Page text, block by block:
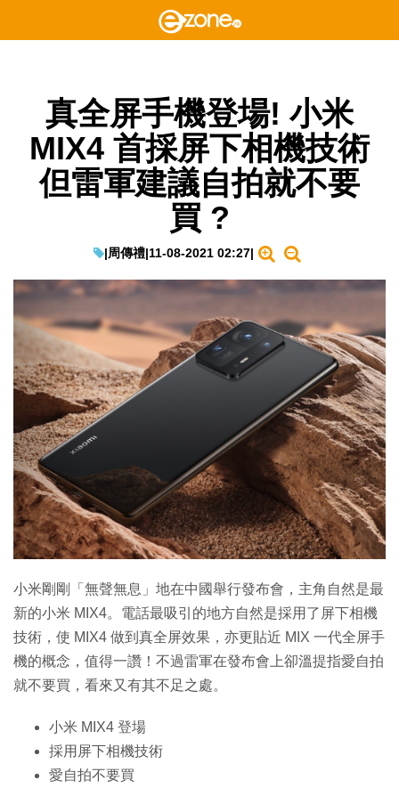
真全屏手機登場! 小米
MIX4 首採屏下相機技術
但雷軍建議自拍就不要
買 ?
|周傳禮|11-08-2021 02:27|
小米剛剛「無聲無息」地在中國舉行發布會，主角自然是最
新的小米 MIX4。電話最吸引的地方自然是採用了屏下相機
技術，使 MIX4 做到真全屏效果，亦更貼近 MIX 一代全屏手
機的概念，值得一讚！不過雷軍在發布會上卻溫提指愛自拍
就不要買，看來又有其不足之處。
小米 MIX4 登場
採用屏下相機技術
愛自拍不要買